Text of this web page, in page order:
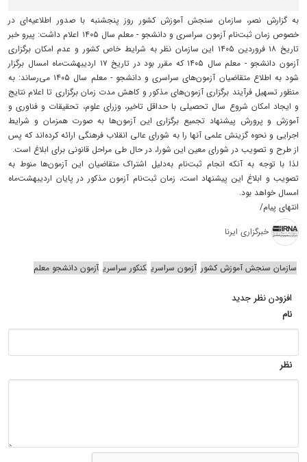
به گزارش نصر، سازمان سنجش آموزش کشور روز پنجشنبه با صدور اطلاعیه‌ای در
خصوص زمان ثبت‌نام آزمون سراسری و دانشجو - معلم سال ۱۴۰۵ اعلام داشت: پیرو خبر
تاریخ ۱۸ فروردین ۱۴۰۵ این سازمان نظر به شرایط خاص کشور و عدم امکان برگزاری
آزمون دانشجو - معلم سال ۱۴۰۵ که مقرر بود در تاریخ ۱۷ اردیبهشت‌ماه امسال برگزار
شود به اطلاع متقاضیان آزمون‌های سراسری و دانشجو - معلم سال ۱۴۰۵ می‌رساند: به
منظور تسهیل فرآیند برگزاری آزمون‌های مذکور و کاهش مدت زمان برگزاری تا اعلام نتایج
و ایجاد امکان شروع سال تحصیلی با حداقل تاخیر، وزرای علوم، تحقیقات و فناوری و
آموزش و پرورش پیشنهاد تجمیع برگزاری این آزمون‌ها به صورت همزمان و شرایط
اجرایی و نحوه گزینش علمی آنها را به شورای عالی انقلاب فرهنگی ارائه کرده‌اند که پس
از طرح و تصویب در شورای معین این شورا، در حال طی مراحل قانونی برای ابلاغ است.
لذا با توجه به آنکه انجام ثبت‌نام به‌دلیل اشتراک متقاضیان این آزمون‌ها منوط به
تصویب و ابلاغ این پیشنهاد است، زمان ثبت‌نام آزمون مذکور در پایان اردیبهشت‌ماه
امسال خواهد بود.
انتهای پیام/
خبرگزاری ایرنا
سازمان سنجش آموزش کشور آزمون سراسری کنکور سراسری آزمون دانشجو معلم
افزودن نظر جدید
نام
نظر